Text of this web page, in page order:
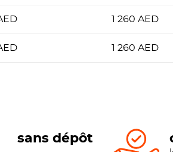
1 260 AED
1 260 AED
sans dépôt